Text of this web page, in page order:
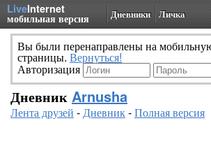
LiveInternet
мобильная версия Дневники Личка
Вы были перенаправлены на
страницы. Вернуться!
Авторизация
Дневник Arnusha
Лента друзей -Дневник-Полная версия